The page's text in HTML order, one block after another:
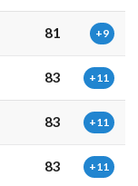
81 +9
83 +11
83 +11
83 +11